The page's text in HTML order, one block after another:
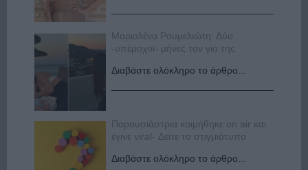
Μαριαλένα Ρουμελιώτη: Δύο
-υπέροχοι- μήνες τον γιο της
Διαβάστε ολόκληρο το άρθρο...
Παρουσιάστρια κοιμήθηκε on air και
έγινε viral- Δείτε το στιγμιότυπο
Διαβάστε ολόκληρο το άρθρο...